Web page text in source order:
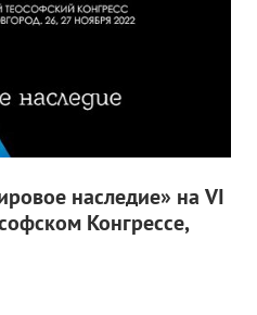
наследие» на VI
Конгрессе,